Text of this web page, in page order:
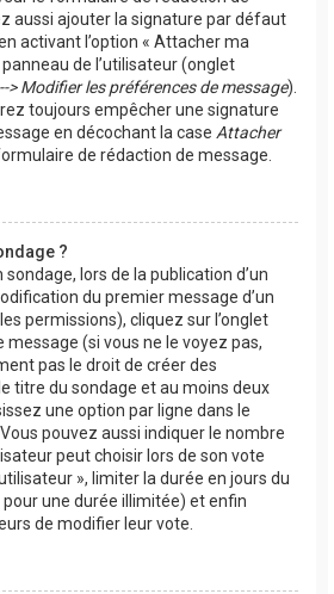
aussi ajouter la signature par défaut
activant l’option « Attacher ma
de l’utilisateur (onglet
> Modifier les préférences de message).
toujours empêcher une signature
en décochant la case Attacher
de rédaction de message.
?
sondage, lors de la publication d’un
du premier message d’un
permissions), cliquez sur l’onglet
message (si vous ne le voyez pas,
pas le droit de créer des
titre du sondage et au moins deux
une option par ligne dans le
pouvez aussi indiquer le nombre
peut choisir lors de son vote
», limiter la durée en jours du
une durée illimitée) et enfin
de modifier leur vote.